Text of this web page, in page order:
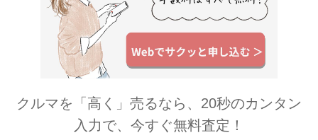
クルマを「高く」売るなら、20秒のカンタン
入力で、今すぐ無料査定！